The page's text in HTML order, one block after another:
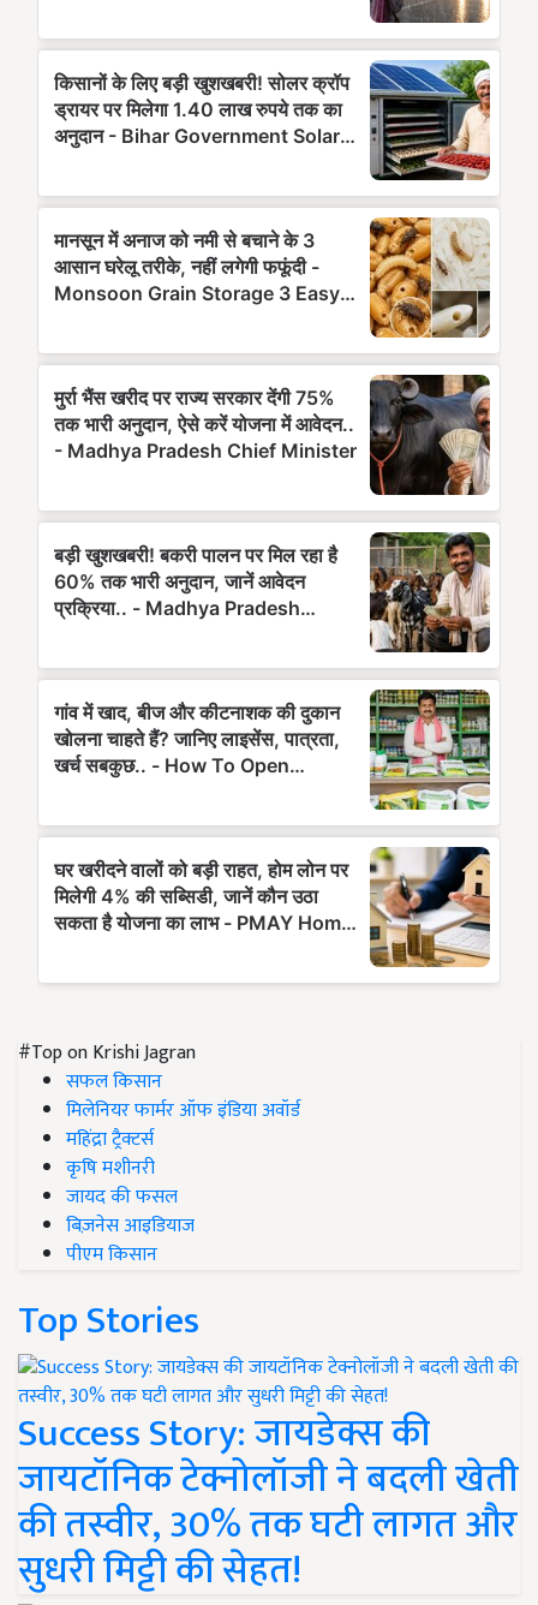
#Top on Krishi Jagran
सफल किसान
मिलेनियर फार्मर ऑफ इंडिया अवॉर्ड
महिंद्रा ट्रैक्टर्स
कृषि मशीनरी
जायद की फसल
बिज़नेस आइडियाज
पीएम किसान
Top Stories
Success Story: जायडेक्स की
जायटॉनिक टेक्नोलॉजी ने बदली खेती
की तस्वीर, 30% तक घटी लागत और
सुधरी मिट्टी की सेहत!